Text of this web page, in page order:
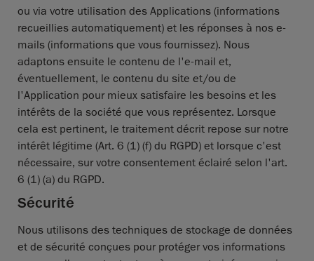
ou via votre utilisation des Applications (informations
recueillies automatiquement) et les réponses à nos e-
mails (informations que vous fournissez). Nous
adaptons ensuite le contenu de l'e-mail et,
éventuellement, le contenu du site et/ou de
l'Application pour mieux satisfaire les besoins et les
intérêts de la société que vous représentez. Lorsque
cela est pertinent, le traitement décrit repose sur notre
intérêt légitime (Art. 6 (1) (f) du RGPD) et lorsque c'est
nécessaire, sur votre consentement éclairé selon l'art.
6 (1) (a) du RGPD.
Sécurité
Nous utilisons des techniques de stockage de données
et de sécurité conçues pour protéger vos informations